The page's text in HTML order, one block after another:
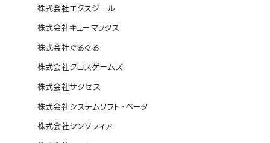
株式会社エクスジール
株式会社キューマックス
株式会社ぐるぐる
株式会社クロスゲームズ
株式会社サクセス
株式会社システムソフト･ベータ
株式会社シンソフィア